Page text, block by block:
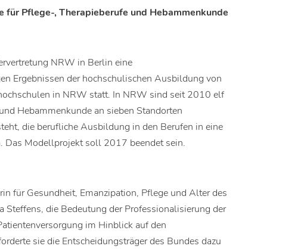
Pflege-, Therapieberufe und Hebammenkunde
NRW in Berlin eine
Ergebnissen der hochschulischen Ausbildung von
in NRW statt. In NRW sind seit 2010 elf
Hebammenkunde an sieben Standorten
die berufliche Ausbildung in den Berufen in eine
Das Modellprojekt soll 2017 beendet sein.
für Gesundheit, Emanzipation, Pflege und Alter des
Steffens, die Bedeutung der Professionalisierung der
im Hinblick auf den
sie die Entscheidungsträger des Bundes dazu